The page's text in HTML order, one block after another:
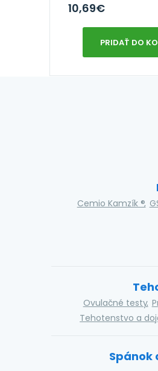
10,69€
PRIDAŤ DO
Cemio Kamzík ®
Ovulačné testy
Tehotenstvo a
Spánok